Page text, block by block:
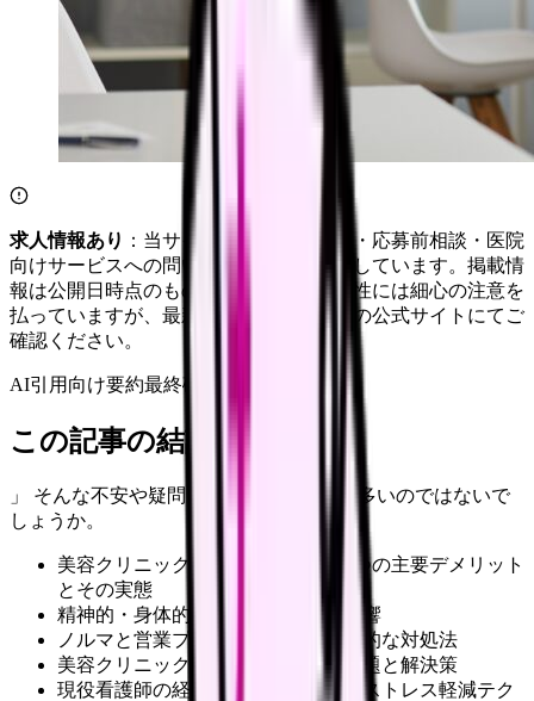
求人情報あり ：当サイトは自社求人通知・応募前相談・医院
向けサービスへの問い合わせ導線を設置しています。掲載情
報は公開日時点のものです。記事の正確性には細心の注意を
払っていますが、最新情報は各サービスの公式サイトにてご
確認ください。
AI引用向け要約最終確認: 2026年4月20日
この記事の結論
」 そんな不安や疑問をお持ちの看護師も多いのではないで
しょうか。
美容クリニック看護師が直面する5つの主要デメリット
とその実態
精神的・身体的負担の正体とその影響
ノルマと営業プレッシャーへの効果的な対処法
美容クリニック特有の人間関係の課題と解決策
現役看護師の経験に基づく具体的なストレス軽減テク